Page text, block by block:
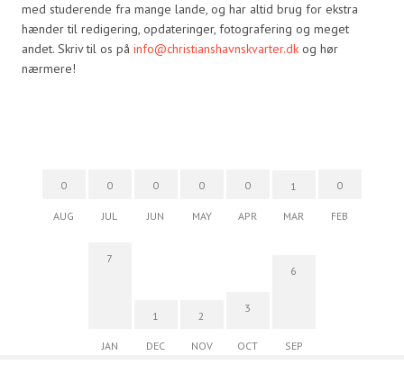
med studerende fra mange lande, og har altid brug for ekstra
hænder til redigering, opdateringer, fotografering og meget
andet. Skriv til os på info@christianshavnskvarter.dk og hør
nærmere!
0
AUG
0
JUL
0
JUN
0
MAY
0
APR
1
MAR
0
FEB
7
JAN
1
DEC
2
NOV
3
OCT
6
SEP